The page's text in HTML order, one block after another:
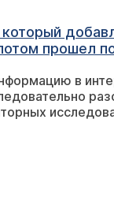
прошел
из-
появилось
(длиной не
у
курс. Велели
-
И еще.
в